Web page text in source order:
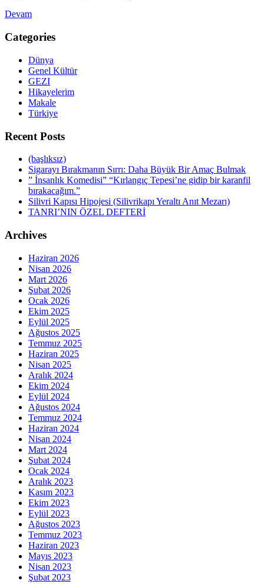
Devam
Categories
Dünya
Genel Kültür
GEZI
Hikayelerim
Makale
Türkiye
Recent Posts
(başlıksız)
Sigarayı Bırakmanın Sırrı: Daha Büyük Bir Amaç Bulmak
” İnsanlık Komedisi” “Kırlangıç Tepesi’ne gidip bir karanfil
bırakacağım.”
Silivri Kapısı Hipojesi (Silivrikapı Yeraltı Anıt Mezarı)
TANRI’NIN ÖZEL DEFTERİ
Archives
Haziran 2026
Nisan 2026
Mart 2026
Şubat 2026
Ocak 2026
Ekim 2025
Eylül 2025
Ağustos 2025
Temmuz 2025
Haziran 2025
Nisan 2025
Aralık 2024
Ekim 2024
Eylül 2024
Ağustos 2024
Temmuz 2024
Haziran 2024
Nisan 2024
Mart 2024
Şubat 2024
Ocak 2024
Aralık 2023
Kasım 2023
Ekim 2023
Eylül 2023
Ağustos 2023
Temmuz 2023
Haziran 2023
Mayıs 2023
Nisan 2023
Şubat 2023